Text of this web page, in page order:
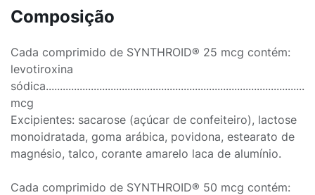
Composição
Cada comprimido de SYNTHROID® 25 mcg contém:
levotiroxina
mcg
Excipientes: sacarose (açúcar de confeiteiro), lactose
monoidratada, goma arábica, povidona, estearato de
magnésio, talco, corante amarelo laca de alumínio.
Cada comprimido de SYNTHROID® 50 mcg contém: